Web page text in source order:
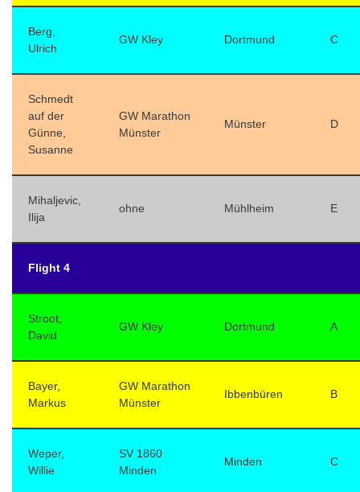
Berg,
Ulrich
GW Kley Dortmund C
Schmedt
auf der
Günne,
Susanne
GW Marathon
Münster
Münster D
Mihaljevic,
Ilija
ohne Mühlheim E
Flight 4
Stroot,
David
GW Kley Dortmund A
Bayer,
Markus
GW Marathon
Münster
Ibbenbüren B
Weper,
Willie
SV 1860
Minden
Minden C